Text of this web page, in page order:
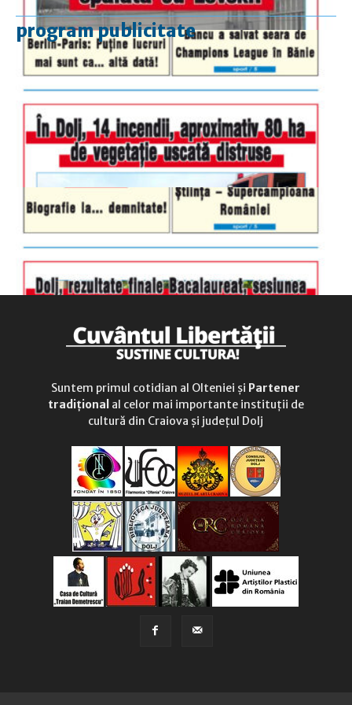
program publicitate
luni-vineri
9.00 - 17.00
duminică
9.00 - 12.00
Suntem primul cotidian al Olteniei și Partener
tradițional al celor mai importante instituții de
cultură din Craiova și județul Dolj